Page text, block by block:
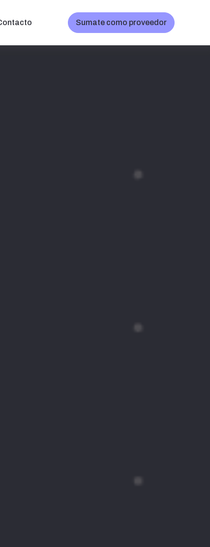
Sumate como proveedor